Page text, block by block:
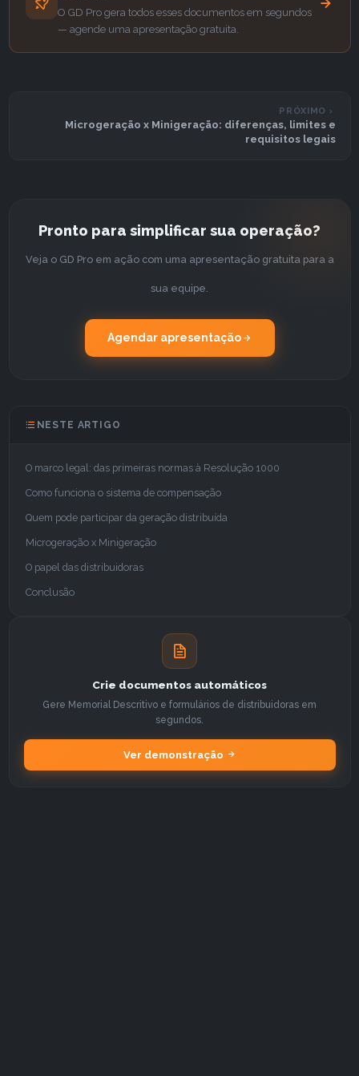
O GD Pro gera todos esses documentos em segundos
— agende uma apresentação gratuita.
PRÓXIMO
Microgeração x Minigeração: diferenças, limites e
requisitos legais
Pronto para simplificar sua operação?
Veja o GD Pro em ação com uma apresentação gratuita para a
sua equipe.
Agendar apresentação
NESTE ARTIGO
O marco legal: das primeiras normas à Resolução 1000
Como funciona o sistema de compensação
Quem pode participar da geração distribuída
Microgeração x Minigeração
O papel das distribuidoras
Conclusão
Crie documentos automáticos
Gere Memorial Descritivo e formulários de distribuidoras em
segundos.
Ver demonstração